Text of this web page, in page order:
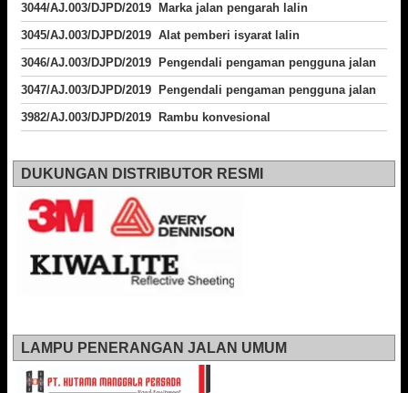
3044/AJ.003/DJPD/2019 Marka jalan pengarah lalin
3045/AJ.003/DJPD/2019 Alat pemberi isyarat lalin
3046/AJ.003/DJPD/2019 Pengendali pengaman pengguna jalan
3047/AJ.003/DJPD/2019 Pengendali pengaman pengguna jalan
3982/AJ.003/DJPD/2019 Rambu konvesional
DUKUNGAN DISTRIBUTOR RESMI
LAMPU PENERANGAN JALAN UMUM